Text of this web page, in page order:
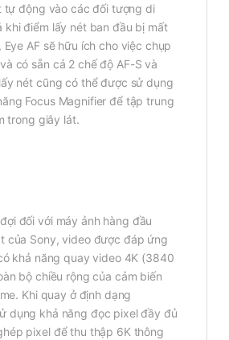
tự động vào các đối tượng di
khi điểm lấy nét ban đầu bị mất
AF sẽ hữu ích cho việc chụp
có sẵn cả 2 chế độ AF-S và
nét cũng có thể được sử dụng
Focus Magnifier để tập trung
trong giây lát.
đối với máy ảnh hàng đầu
của Sony, video được đáp ứng
khả năng quay video 4K (3840
bộ chiều rộng của cảm biến
Khi quay ở định dạng
dụng khả năng đọc pixel đầy đủ
pixel để thu thập 6K thông